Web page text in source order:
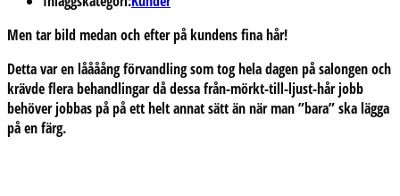
Men tar bild medan och efter på kundens fina hår!
Detta var en låååång förvandling som tog hela dagen på salongen och
krävde flera behandlingar då dessa från-mörkt-till-ljust-hår jobb
behöver jobbas på på ett helt annat sätt än när man ”bara” ska lägga
på en färg.